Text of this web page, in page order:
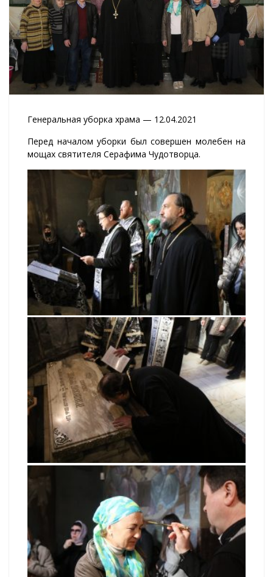
Генеральная уборка храма — 12.04.2021
Перед началом уборки был совершен молебен на
мощах святителя Серафима Чудотворца.